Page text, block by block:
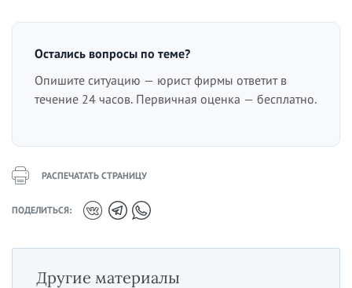
Остались вопросы по теме?
Опишите ситуацию — юрист фирмы ответит в
течение 24 часов. Первичная оценка — бесплатно.
РАСПЕЧАТАТЬ СТРАНИЦУ
ПОДЕЛИТЬСЯ:
Другие материалы